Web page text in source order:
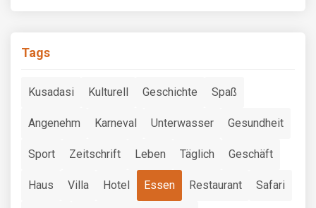
Tags
Kusadasi Kulturell Geschichte Spaß
Angenehm Karneval Unterwasser Gesundheit
Sport Zeitschrift Leben Täglich Geschäft
Haus Villa Hotel Essen Restaurant Safari